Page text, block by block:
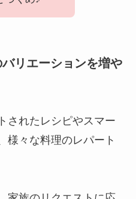
リエーションを増や
されたレシピやスマー
様々な料理のレパート